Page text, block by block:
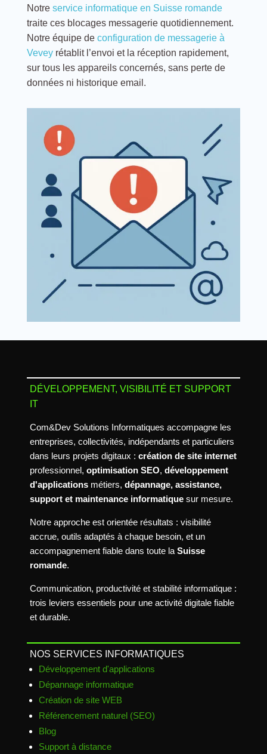
Notre service informatique en Suisse romande
traite ces blocages messagerie quotidiennement.
Notre équipe de configuration de messagerie à
Veveyrétablit l’envoi et la réception rapidement,
sur tous les appareils concernés, sans perte de
données ni historique email.
DÉVELOPPEMENT, VISIBILITÉ ET SUPPORT
IT
Com&Dev Solutions Informatiques accompagne les
entreprises, collectivités, indépendants et particuliers
dans leurs projets digitaux : création de site internet
professionnel, optimisation SEO, développement
d'applicationsmétiers, dépannage, assistance,
support et maintenance informatiquesur mesure.
Notre approche est orientée résultats : visibilité
accrue, outils adaptés à chaque besoin, et un
accompagnement fiable dans toute la Suisse
romande.
Communication, productivité et stabilité informatique :
trois leviers essentiels pour une activité digitale fiable
et durable.
NOS SERVICES INFORMATIQUES
Développement d'applications
Dépannage informatique
Création de site WEB
Référencement naturel (SEO)
Blog
Support à distance